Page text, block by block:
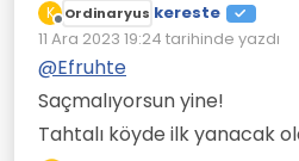
Biraz mantık
K
Çevrimdışı
Ordinaryus kereste
11 Ara 2023 19:24 tarihinde yazdı
Son düzenleyen:
@Efruhte
Saçmalıyorsun yine!
Tahtalı köyde ilk yanacak